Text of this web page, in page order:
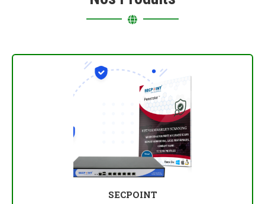
SECPOINT